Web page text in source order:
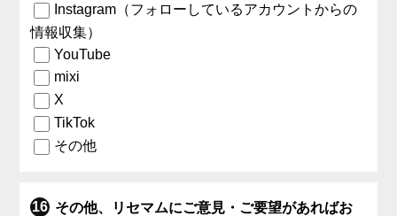
Instagram（フォローしているアカウントからの
情報収集）
YouTube
mixi
X
TikTok
その他
その他、リセマムにご意見・ご要望があればお